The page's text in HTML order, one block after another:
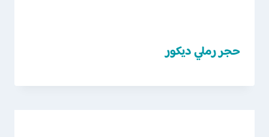
حجر رملي ديكور